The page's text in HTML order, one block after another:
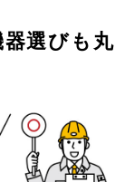
選びも丸